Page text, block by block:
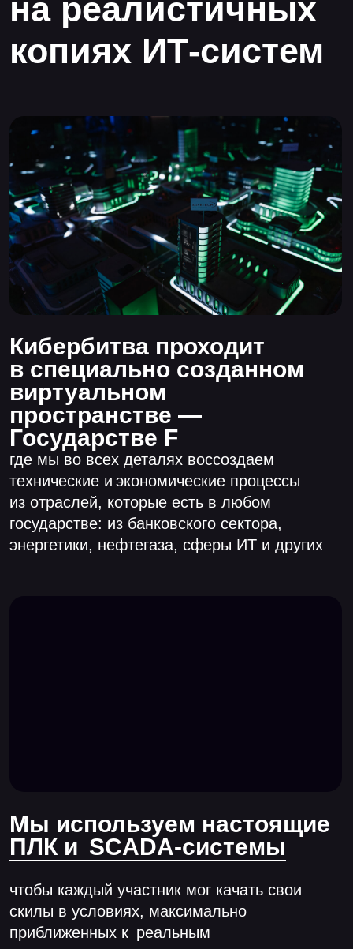
Энергетика
Банковский
сектор
Самые опасные